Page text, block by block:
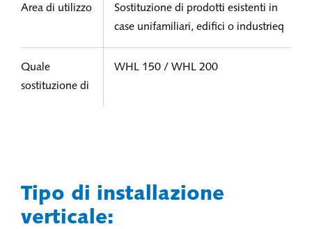
Area di utilizzo
Sostituzione di prodotti esistenti in
case unifamiliari, edifici o industrieq
Quale
sostituzione di
WHL 150 / WHL 200
Tipo di installazione
verticale: